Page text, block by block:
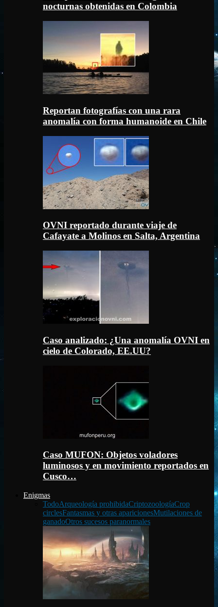
nocturnas obtenidas en Colombia
Reportan fotografías con una rara
anomalía con forma humanoide en Chile
OVNI reportado durante viaje de
Cafayate a Molinos en Salta, Argentina
Caso analizado: ¿Una anomalía OVNI en
cielo de Colorado, EE.UU?
Caso MUFON: Objetos voladores
luminosos y en movimiento reportados en
Cusco…
Enigmas
TodoArqueología prohibidaCriptozoologíaCrop
circlesFantasmas y otras aparicionesMutilaciones de
ganadoOtros sucesos paranormales